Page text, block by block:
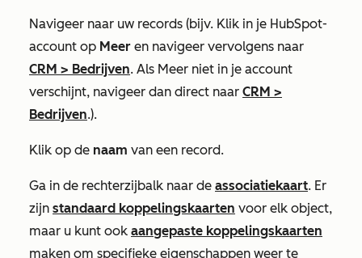
Navigeer naar uw records (bijv. Klik in je HubSpot-
account op Meer en navigeer vervolgens naar
CRM > Bedrijven. Als Meer niet in je account
verschijnt, navigeer dan direct naar CRM >
Bedrijven.).
Klik op de naam van een record.
Ga in de rechterzijbalk naar de associatiekaart. Er
zijn standaard koppelingskaarten voor elk object,
maar u kunt ook aangepaste koppelingskaarten
maken om specifieke eigenschappen weer te